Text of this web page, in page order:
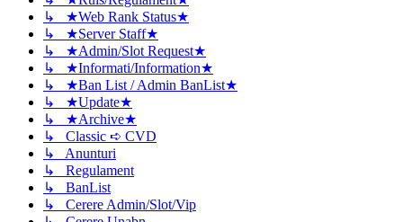
↳ ★Web Rank Status★
↳ ★Server Staff★
↳ ★Admin/Slot Request★
↳ ★Informati/Information★
↳ ★Ban List / Admin BanList★
↳ ★Update★
↳ ★Archive★
↳ Classic ➪ CVD
↳ Anunturi
↳ Regulament
↳ BanList
↳ Cerere Admin/Slot/Vip